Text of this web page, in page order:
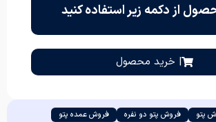
از دکمه زیر استفاده کنید
| خرید محصول
پتو فروش پتو دو نفره فروش عمده پتو